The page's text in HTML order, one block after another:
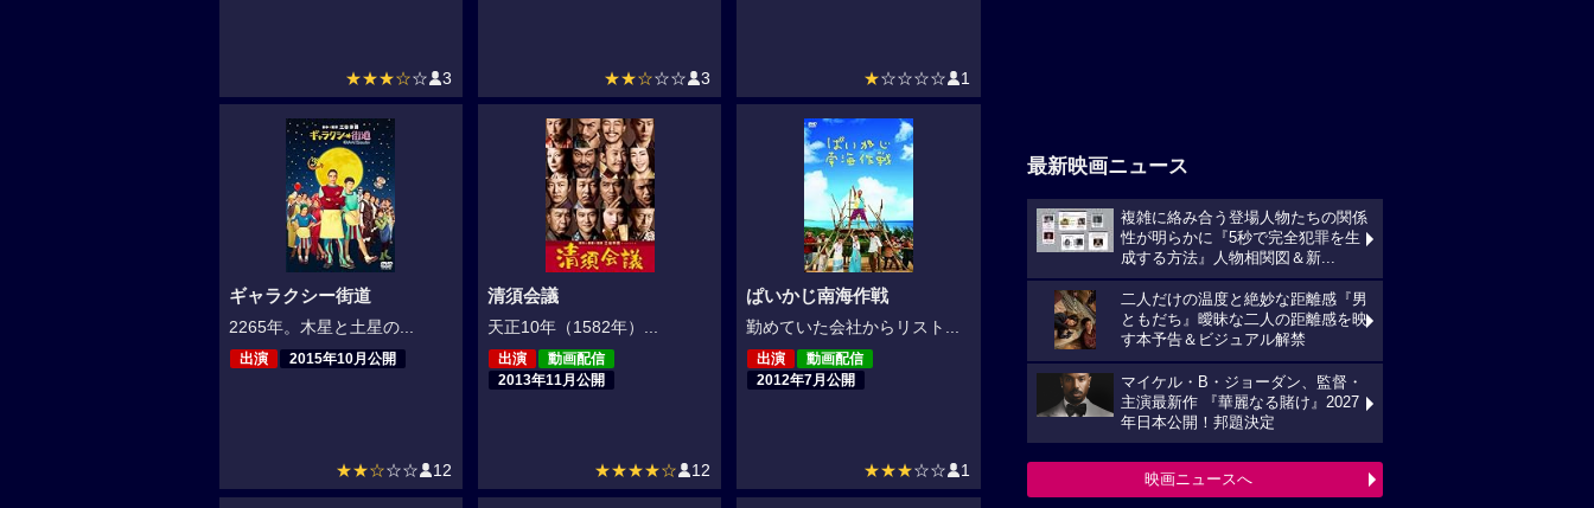
★★★☆☆ 3 ★★☆☆☆ 3 ★☆☆☆☆ 1
ギャラクシー街道
2265年。木星と土星の...
出演 2015年10月公開
★★☆☆☆ 12
清須会議
天正10年（1582年）...
出演
動画配信
2013年11月公開
★★★★☆ 12
ぱいかじ南海作戦
勤めていた会社からリスト...
出演
動画配信
2012年7月公開
★★★☆☆ 1
最新映画ニュース
複雑に絡み合う登場人物たちの関係
性が明らかに『5秒で完全犯罪を生
成する方法』人物相関図＆新...
二人だけの温度と絶妙な距離感『男
ともだち』曖昧な二人の距離感を映
す本予告＆ビジュアル解禁
マイケル・B・ジョーダン、監督・
主演最新作 『華麗なる賭け』2027
年日本公開！邦題決定
映画ニュースへ